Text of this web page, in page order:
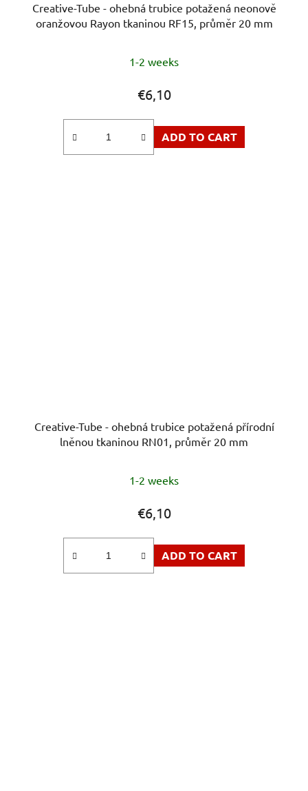
Creative-Tube - ohebná trubice potažená neonově
oranžovou Rayon tkaninou RF15, průměr 20 mm
1-2 weeks
€6,10
ADD TO CART
Creative-Tube - ohebná trubice potažená přírodní
lněnou tkaninou RN01, průměr 20 mm
1-2 weeks
€6,10
ADD TO CART